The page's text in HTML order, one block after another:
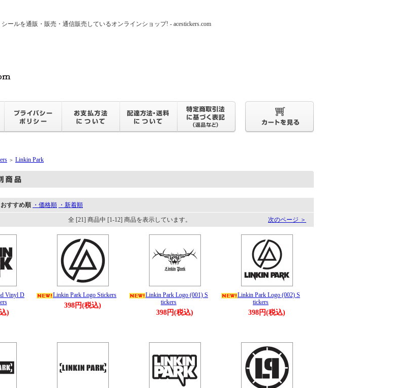
ルを通販・販売・通信販売しているオンラインショップ! - acestickers.com
＞ Linkin Park
おすすめ順 ・価格順 ・新着順
全 [21] 商品中 [1-12] 商品を表示しています。 次のページ ＞
Vinyl D
)
Linkin Park Logo Stickers
398円(税込)
Linkin Park Logo (001) S
tickers
398円(税込)
Linkin Park Logo (002) S
tickers
398円(税込)